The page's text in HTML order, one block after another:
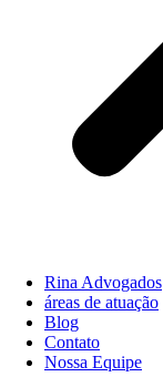
Rina Advogados
áreas de atuação
Blog
Contato
Nossa Equipe